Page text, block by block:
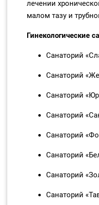
лечении
малом тазу и
Гинекологические
Санаторий
Санаторий
Санаторий
Санаторий
Санаторий
Санаторий
Санаторий
Санаторий